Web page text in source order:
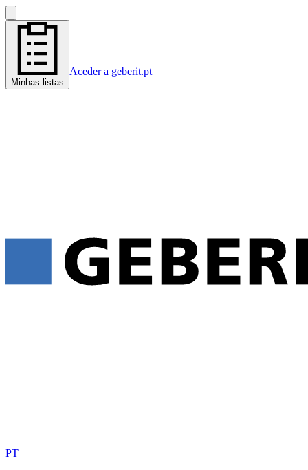
Minhas listas
Aceder a geberit.pt
PT